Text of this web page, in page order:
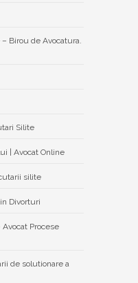
Birou de Avocatura.
Silite
| Avocat Online
silite
Divorturi
Procese
de solutionare a